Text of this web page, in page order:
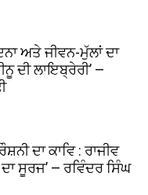
ਅਤੇ ਜੀਵਨ-ਮੁੱਲਾਂ ਦਾ
ਦੀ ਲਾਇਬ੍ਰੇਰੀ’ —
ਦਾ ਕਾਵਿ : ਰਾਜੀਵ
ਸੂਰਜ’ — ਰਵਿੰਦਰ ਸਿੰਘ